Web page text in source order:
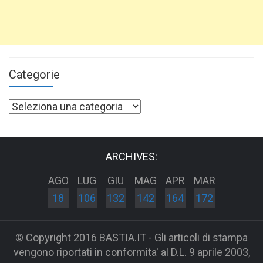
Categorie
Categorie
ARCHIVES:
AGO
18
LUG
106
GIU
132
MAG
142
APR
164
MAR
172
© Copyright 2016 BASTIA.IT - Gli articoli di stampa
vengono riportati in conformita' al D.L. 9 aprile 2003,